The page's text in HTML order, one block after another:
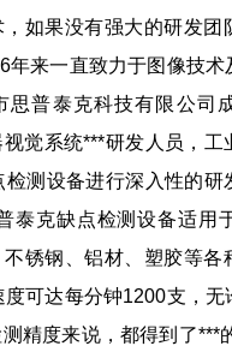
如果没有强大的研发团
年来一直致力于图像技
思普泰克科技有限公司
觉系统***研发人员，工
测设备进行深入性的研
泰克缺点检测设备适用
锈钢、铝材、塑胶等各
可达每分钟1200支，无
精度来说，都得到了***